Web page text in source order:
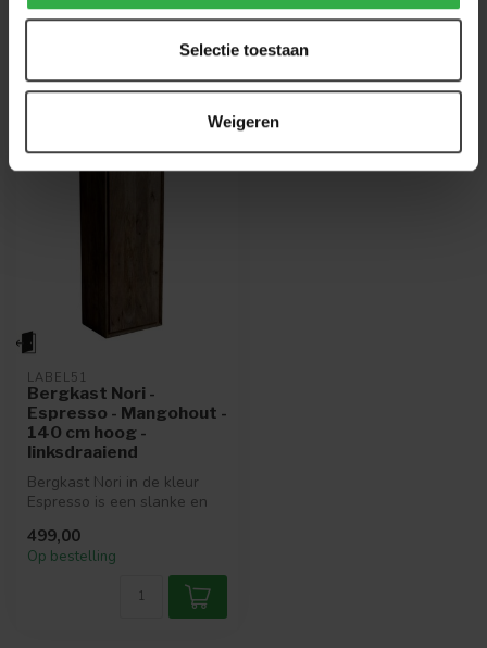
Selectie toestaan
Weigeren
926. We helpen je graag.
Recent bekeken
LABEL51
Bergkast Nori -
Espresso - Mangohout -
140 cm hoog -
linksdraaiend
Bergkast Nori in de kleur
Espresso is een slanke en
ma...
499,00
Op bestelling